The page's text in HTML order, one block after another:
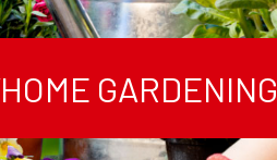
GARDENING